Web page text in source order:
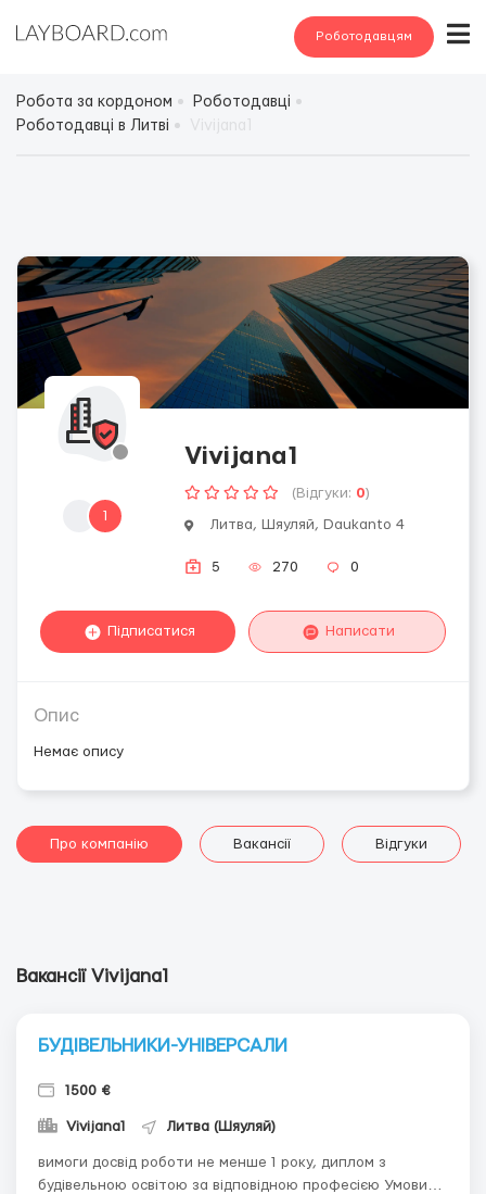
Роботодавцям
Робота за кордоном
Роботодавці
Роботодавці в Литві
1
Vivijana1
(Відгуки: 0)
Литва, Шяуляй, Daukanto 4
5 270 0
Підписатися Написати
Опис
Немає опису
Про компанію Вакансії Відгуки
Вакансії Vivijana1
БУДІВЕЛЬНИКИ-УНІВЕРСАЛИ
1500 €
Vivijana1 Литва (Шяуляй)
вимоги досвід роботи не менше 1 року, диплом з
будівельною освітою за відповідною професією Умови